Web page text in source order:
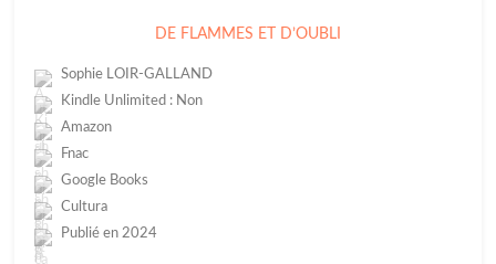
DE FLAMMES ET D’OUBLI
Sophie LOIR-GALLAND
Kindle Unlimited : Non
Amazon
Fnac
Google Books
Cultura
Publié en 2024